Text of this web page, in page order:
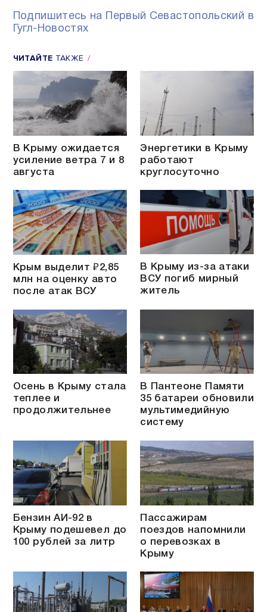
Подпишитесь на Первый Севастопольский в
Гугл-Новостях
ЧИТАЙТЕ ТАКЖЕ
В Крыму ожидается
усиление ветра 7 и 8
августа
Энергетики в Крыму
работают
круглосуточно
Крым выделит ₽2,85
млн на оценку авто
после атак ВСУ
В Крыму из-за атаки
ВСУ погиб мирный
житель
Осень в Крыму стала
теплее и
продолжительнее
В Пантеоне Памяти
35 батареи обновили
мультимедийную
систему
Бензин АИ-92 в
Крыму подешевел до
100 рублей за литр
Пассажирам
поездов напомнили
о перевозках в
Крыму